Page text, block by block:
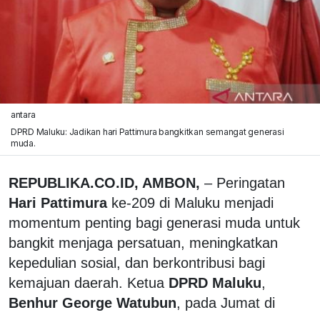
antara
DPRD Maluku: Jadikan hari Pattimura bangkitkan semangat generasi
muda.
REPUBLIKA.CO.ID, AMBON, – Peringatan
Hari Pattimurake-209 di Maluku menjadi
momentum penting bagi generasi muda untuk
bangkit menjaga persatuan, meningkatkan
kepedulian sosial, dan berkontribusi bagi
kemajuan daerah. Ketua DPRD Maluku,
Benhur George Watubun, pada Jumat di